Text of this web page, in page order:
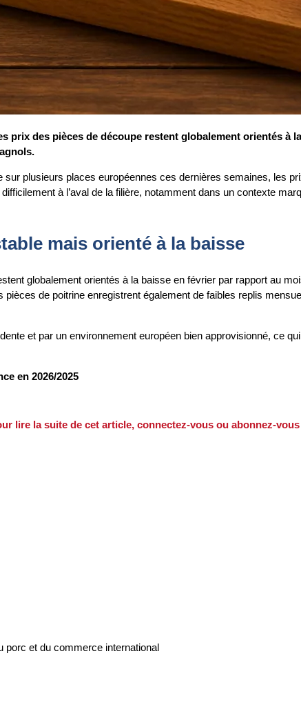
des pièces de découpe restent globalement orientés à
plusieurs places européennes ces dernières semaines, les
à l’aval de la filière, notamment dans un contexte
mais orienté à la baisse
globalement orientés à la baisse en février par rapport au
de poitrine enregistrent également de faibles replis
et par un environnement européen bien approvisionné, ce
en 2026/2025
lire la suite de cet article, connectez-vous ou abonnez-
porc et du commerce international